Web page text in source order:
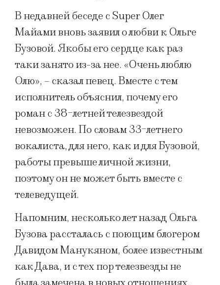
В недавней беседе с Super Олег
Майами вновь заявил о любви к Ольге
Бузовой. Якобы его сердце как раз
таки занято из-за нее. «Очень люблю
Олю», – сказал певец. Вместе с тем
исполнитель объяснил, почему его
роман с 38-летней телезвездой
невозможен. По словам 33-летнего
вокалиста, для него, как и для Бузовой,
работы превыше личной жизни,
поэтому он не может быть вместе с
телеведущей.
Напомним, несколько лет назад Ольга
Бузова рассталась с поющим блогером
Давидом Манукяном, более известным
как Дава, и с тех пор телезвезды не